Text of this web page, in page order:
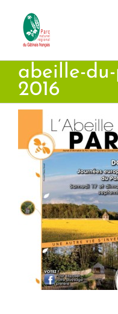
contenu
abeille-
2016